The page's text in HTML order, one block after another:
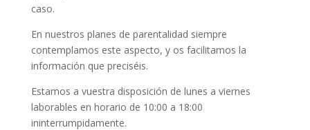
caso.
En nuestros planes de parentalidad siempre
contemplamos este aspecto, y os facilitamos la
información que preciséis.
Estamos a vuestra disposición de lunes a viernes
laborables en horario de 10:00 a 18:00
ininterrumpidamente.